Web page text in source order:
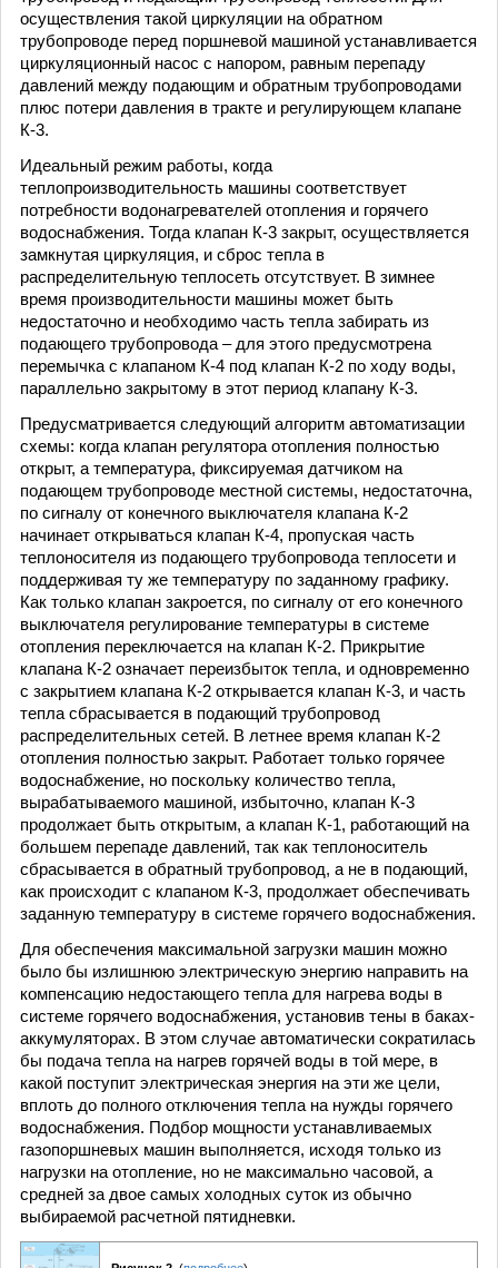
осуществления такой циркуляции на обратном
трубопроводе перед поршневой машиной устанавливается
циркуляционный насос с напором, равным перепаду
давлений между подающим и обратным трубопроводами
плюс потери давления в тракте и регулирующем клапане
К-3.
Идеальный режим работы, когда
теплопроизводительность машины соответствует
потребности водонагревателей отопления и горячего
водоснабжения. Тогда клапан К-3 закрыт, осуществляется
замкнутая циркуляция, и сброс тепла в
распределительную теплосеть отсутствует. В зимнее
время производительности машины может быть
недостаточно и необходимо часть тепла забирать из
подающего трубопровода – для этого предусмотрена
перемычка с клапаном К-4 под клапан К-2 по ходу воды,
параллельно закрытому в этот период клапану К-3.
Предусматривается следующий алгоритм автоматизации
схемы: когда клапан регулятора отопления полностью
открыт, а температура, фиксируемая датчиком на
подающем трубопроводе местной системы, недостаточна,
по сигналу от конечного выключателя клапана К-2
начинает открываться клапан К-4, пропуская часть
теплоносителя из подающего трубопровода теплосети и
поддерживая ту же температуру по заданному графику.
Как только клапан закроется, по сигналу от его конечного
выключателя регулирование температуры в системе
отопления переключается на клапан К-2. Прикрытие
клапана К-2 означает переизбыток тепла, и одновременно
с закрытием клапана К-2 открывается клапан К-3, и часть
тепла сбрасывается в подающий трубопровод
распределительных сетей. В летнее время клапан К-2
отопления полностью закрыт. Работает только горячее
водоснабжение, но поскольку количество тепла,
вырабатываемого машиной, избыточно, клапан К-3
продолжает быть открытым, а клапан К-1, работающий на
большем перепаде давлений, так как теплоноситель
сбрасывается в обратный трубопровод, а не в подающий,
как происходит с клапаном К-3, продолжает обеспечивать
заданную температуру в системе горячего водоснабжения.
Для обеспечения максимальной загрузки машин можно
было бы излишнюю электрическую энергию направить на
компенсацию недостающего тепла для нагрева воды в
системе горячего водоснабжения, установив тены в баках-
аккумуляторах. В этом случае автоматически сократилась
бы подача тепла на нагрев горячей воды в той мере, в
какой поступит электрическая энергия на эти же цели,
вплоть до полного отключения тепла на нужды горячего
водоснабжения. Подбор мощности устанавливаемых
газопоршневых машин выполняется, исходя только из
нагрузки на отопление, но не максимально часовой, а
средней за двое самых холодных суток из обычно
выбираемой расчетной пятидневки.